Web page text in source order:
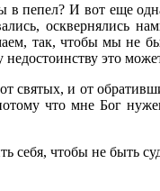
пепел? И вот еще
осквернялись
так, чтобы мы не
это
и от
что мне Бог
себя, чтобы не